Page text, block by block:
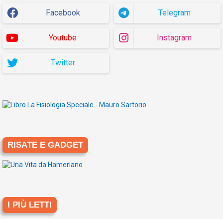
Facebook Telegram
Youtube Instagram
Twitter
RISATE E GADGET
I PIÙ LETTI